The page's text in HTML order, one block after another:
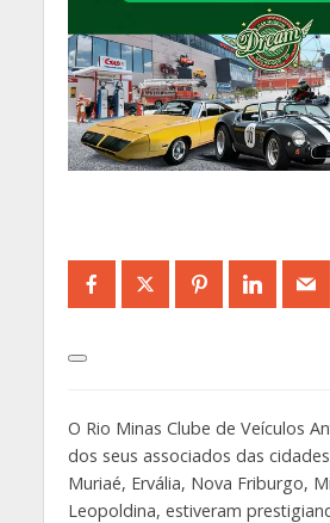
O Rio Minas Clube de Veículos
dos seus associados das
Muriaé, Ervália, Nova Friburgo,
Leopoldina, estiveram